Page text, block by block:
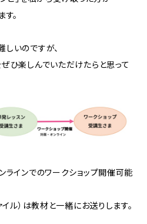
。
いのですが、
ひ楽しんでいただけたらと思って
ラインでのワークショップ開催可能
ル）は教材と一緒にお送りします。